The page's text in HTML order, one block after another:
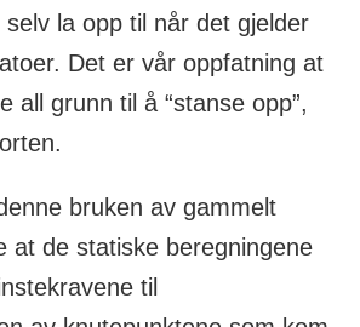
herunder å
dokumentasjon
må foreligge. (vår
og beredskap for
av granskning og/eller
funn om
selv la opp til når det gjelder
Det er vår oppfatning at
all grunn til å “stanse opp”,
bruken av gammelt
at de statiske beregningene
til